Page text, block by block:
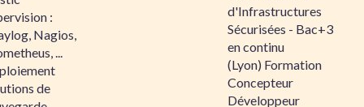
:
Nagios,
...
de
d'Infrastructures
Sécurisées - Bac+3
en continu
(Lyon) Formation
Concepteur
Développeur